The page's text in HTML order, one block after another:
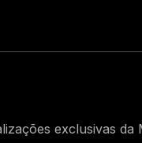
exclusivas da